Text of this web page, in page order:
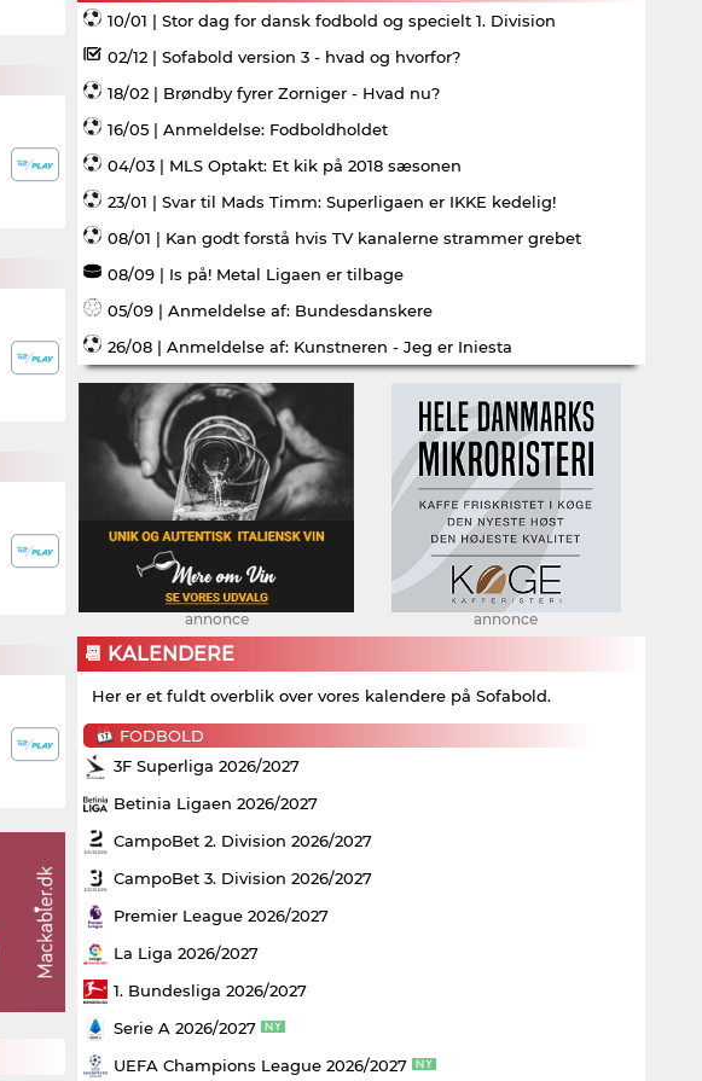
10/01 | Stor dag for dansk fodbold og specielt 1. Division
02/12 | Sofabold version 3 - hvad og hvorfor?
18/02 | Brøndby fyrer Zorniger - Hvad nu?
16/05 | Anmeldelse: Fodboldholdet
04/03 | MLS Optakt: Et kik på 2018 sæsonen
23/01 | Svar til Mads Timm: Superligaen er IKKE kedelig!
08/01 | Kan godt forstå hvis TV kanalerne strammer grebet
08/09 | Is på! Metal Ligaen er tilbage
05/09 | Anmeldelse af: Bundesdanskere
26/08 | Anmeldelse af: Kunstneren - Jeg er Iniesta
annonce annonce
📆 KALENDERE
Her er et fuldt overblik over vores kalendere på Sofabold.
FODBOLD
3F Superliga 2026/2027
Betinia Ligaen 2026/2027
CampoBet 2. Division 2026/2027
CampoBet 3. Division 2026/2027
Premier League 2026/2027
La Liga 2026/2027
1. Bundesliga 2026/2027
Serie A 2026/2027
UEFA Champions League 2026/2027